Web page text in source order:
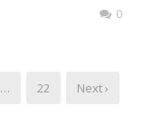
0
… 22 Next ›